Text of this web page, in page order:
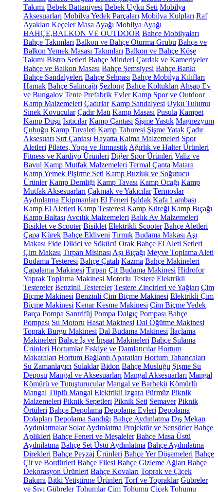
Takımı Bebek Battaniyesi Bebek Uyku Seti Mobilya
Aksesuarları Mobilya Yedek Parçaları Mobilya Kulpları Raf
Ayakları Keçeler Masa Ayağı Mobilya Ayağı
BAHÇE,BALKON VE OUTDOOR Bahçe Mobilyaları
Bahçe Takımları Balkon ve Bahçe Oturma Grubu Bahçe ve
Balkon Yemek Masası Takımları Balkon ve Bahçe Köşe
Takımı Bistro Setleri Bahçe Minderi Çardak ve Kameriyeler
Bahçe ve Balkon Masası Bahçe Şemsiyesi Bahçe Bankı
Bahçe Sandalyeleri Bahçe Sehpası Bahçe Mobilya Kılıfları
Hamak Bahçe Salıncağı Şezlong Bahçe Koltukları Ahşap Ev
ve Bungalov Tente Prefabrik Evler Kamp Spor ve Outdoor
Kamp Malzemeleri Çadırlar Kamp Sandalyesi Uyku Tulumu
Sinek Kovucular Çadır Matı Kamp Masası Pusula Kampet
Kamp Duşu Isıtıcılar Kamp Çantası Şişme Yastık Magnezyum
Çubuğu Kamp Tuvaleti Kamp Taburesi Şişme Yatak Çadır
Aksesuarı Sırt Çantası Hayatta Kalma Malzemeleri Spor
Aletleri Pilates, Yoga ve Jimnastik Ağırlık ve Halter Ürünleri
Fitness ve Kardiyo Ürünleri Diğer Spor Ürünleri Valiz ve
Bavul Kamp Mutfak Malzemeleri Termal Çanta Matara
Kamp Yemek Pişirme Seti Kamp Buzluk ve Soğutucu
Ürünler Kamp Demliği Kamp Tavası Kamp Ocağı Kamp
Mutfak Aksesuarları Çakmak ve Yakıcılar Termoslar
Aydınlatma Ekipmanları El Feneri Işıldak Kafa Lambası
Kamp El Aletleri Kamp Testeresi Kamp Küreği Kamp Bıçağı
Kamp Baltası Avcılık Malzemeleri Balık Av Malzemeleri
Bisiklet ve Scooter Bisiklet Elektrikli Scooter Bahçe Aletleri
Çapa Kürek Bahçe Eldiveni Tırmık Budama Makası Aşı
Makası Fide Dikici ve Sökücü Orak Bahçe El Aleti Setleri
Çim Makası Tırpan Misinası Aşı Bıçağı Meyve Toplama Aleti
Budama Testeresi Bahçe Çatalı Kazma Bahçe Makineleri
Çapalama Makinesi Tırpan Çit Budama Makinesi Hidrofor
Yaprak Toplama Makinesi Motorlu Testere Elektrikli
Testereler Benzinli Testereler Testere Zincirleri ve Yağları Çim
Biçme Makinesi Benzinli Çim Biçme Makinesi Elektrikli Çim
Biçme Makinesi Kenar Kesme Makinesi Çim Biçme Yedek
Parça Pompa Santrifüj Pompa Dalgıç Pompası Bahçe
Pompası Su Motoru Hasat Makinesi Dal Öğütme Makinesi
Toprak Burgu Makinesi Dal Budama Makinesi İlaçlama
Makineleri Bahçe İş ve İnşaat Makineleri Bahçe Sulama
Ürünleri Hortumlar Fıskiye ve Damlatıcılar Hortum
Makaraları Hortum Bağlantı Aparatları Hortum Tabancaları
Su Zamanlayıcı Sulaklar Bidon Bahçe Musluğu Şişme Su
Deposu Mangal ve Aksesuarları Mangal Aksesuarları Mangal
Kömürü ve Tutuşturucular Mangal ve Barbekü Kömürlü
Mangal Tüplü Mangal Elektrikli Izgara Pürmüz Piknik
Malzemeleri Piknik Sepetleri Piknik Seti Semaver Piknik
Örtüleri Bahçe Depolama Depolama Evleri Depolama
Dolapları Depolama Sandığı Bahçe Aydınlatma Dış Mekan
Aydınlatmalar Solar Aydınlatma Projektör ve Sensörler Bahçe
Aplikleri Bahçe Feneri ve Meşaleler Bahçe Masa Üstü
Aydınlatma Bahçe Set Üstü Aydınlatma Bahçe Aydınlatma
Direkleri Bahçe Peyzaj Ürünleri Bahçe Yer Döşemeleri Bahçe
Çit ve Bordürleri Bahçe Filesi Bahçe Gizleme Ağları Bahçe
Dekorasyon Ürünleri Bahçe Kovaları Toprak ve Çiçek
Bakımı Bitki Yetiştirme Ürünleri Torf ve Topraklar Gübreler
ve Sıvı Gübreler Tohumlar Çim Tohumu Çiçek Tohumu